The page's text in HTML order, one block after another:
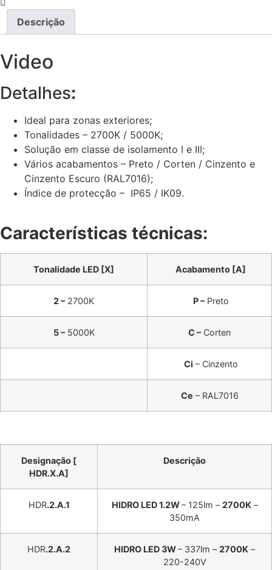
Descrição
Video
Detalhes:
Ideal para zonas exteriores;
Tonalidades – 2700K / 5000K;
Solução em classe de isolamento I e III;
Vários acabamentos – Preto / Corten / Cinzento e
Cinzento Escuro (RAL7016);
Índice de protecção – IP65 / IK09.
Características técnicas:
Tonalidade LED [X] Acabamento [A]
2 –2700K P –Preto
5 –5000K C –Corten
Ci – Cinzento
Ce – RAL7016
Designação [
HDR.X.A]
Descrição
HDR.2.A.1 HIDRO LED 1.2W– 125lm –2700K–
350mA
HDR.2.A.2 HIDRO LED 3W– 337lm –2700K –
220-240V